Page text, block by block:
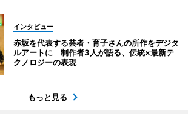
インタビュー
赤坂を代表する芸者・育子さんの所作をデジタ
ルアートに 制作者3人が語る、伝統×最新テ
クノロジーの表現
もっと見る